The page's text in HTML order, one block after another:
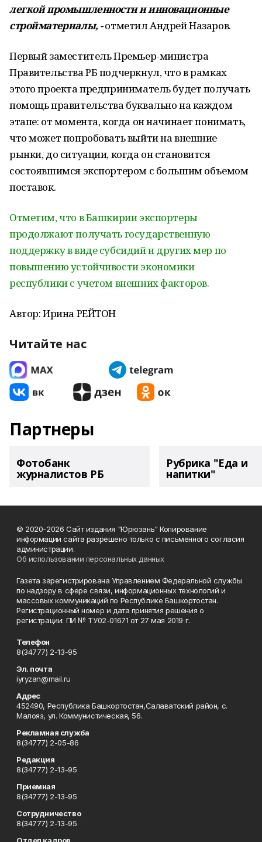
легкой промышленности и инновационные
стройматериалы, -отметил Андрей Назаров.
Первый заместитель Премьер-министра
Правительства РБ подчеркнул, что в рамках
этого проекта предприниматель будет получать
помощь правительства буквально на каждом
этапе: от момента, когда он начинает понимать,
что может попробовать выйти на внешние
рынки, до ситуации, когда он становится
состоявшимся экспортером с большим объемом
поставок.
Отметим, что в Башкирии экспортеры
продолжают получать государственную
поддержку в виде субсидий и других мер по
повышению устойчивости экономики
республики с учетом внешних факторов.
Автор: Ирина РЕЙТОН
Читайте нас
Партнеры
Фотобанк
журналистов РБ
Рубрика "Еда и
напитки"
© 2020-2026 Сайт издания "Юрюзань" Копирование
информации сайта разрешено только с письменного согласия
администрации.
Об использовании персональных данных
Газета зарегистрирована Управлением Федеральной службы
по надзору в сфере связи, информационных технологий и
массовых коммуникаций по Республике Башкортостан.
Регистрационный номер и дата принятия решения о
регистрации: ПИ № ТУ02-01671 от 27 мая 2019 г.
Телефон
8(34777) 2-13-95
Эл. почта
iyryzan@mail.ru
Адрес
452490, Республика Башкортостан,Салаватский район, с.
Малояз, ул. Коммунистическая, 56.
Рекламная служба
8(34777) 2-05-86
Редакция
8(34777) 2-13-95
Приемная
8(34777) 2-13-95
Сотрудничество
8(34777) 2-13-95